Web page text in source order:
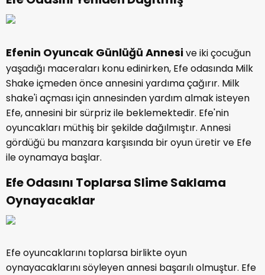
Efenin Oyuncak Günlüğü Annesive iki çocuğun
yaşadığı maceraları konu edinirken, Efe odasında Milk
Shake içmeden önce annesini yardıma çağırır. Milk
shake'i açması için annesinden yardım almak isteyen
Efe, annesini bir sürpriz ile beklemektedir. Efe'nin
oyuncakları müthiş bir şekilde dağılmıştır. Annesi
gördüğü bu manzara karşısında bir oyun üretir ve Efe
ile oynamaya başlar.
Efe Odasını Toplarsa Slime Saklama
Oynayacaklar
Efe oyuncaklarını toplarsa birlikte oyun
oynayacaklarını söyleyen annesi başarılı olmuştur. Efe